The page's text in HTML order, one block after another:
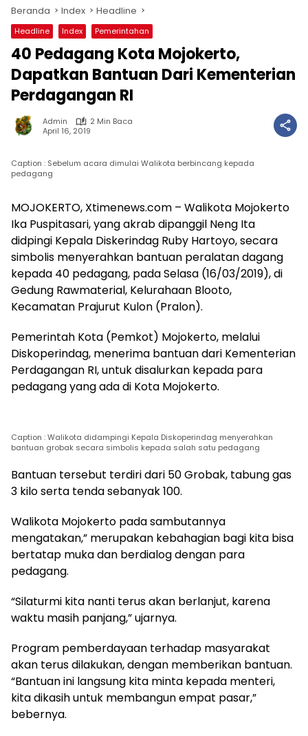
Beranda Index Headline
Headline Index Pemerintahan
40 Pedagang Kota Mojokerto,
Dapatkan Bantuan Dari Kementerian
Perdagangan RI
Admin
2 Min Baca
April 16, 2019
Caption : Sebelum acara dimulai Walikota berbincang kepada
pedagang
MOJOKERTO, Xtimenews.com – Walikota Mojokerto
Ika Puspitasari, yang akrab dipanggil Neng Ita
didpingi Kepala Diskerindag Ruby Hartoyo, secara
simbolis menyerahkan bantuan peralatan dagang
kepada 40 pedagang, pada Selasa (16/03/2019), di
Gedung Rawmaterial, Kelurahaan Blooto,
Kecamatan Prajurut Kulon (Pralon).
Pemerintah Kota (Pemkot) Mojokerto, melalui
Diskoperindag, menerima bantuan dari Kementerian
Perdagangan RI, untuk disalurkan kepada para
pedagang yang ada di Kota Mojokerto.
Caption : Walikota didampingi Kepala Diskoperindag menyerahkan
bantuan grobak secara simbolis kepada salah satu pedagang
Bantuan tersebut terdiri dari 50 Grobak, tabung gas
3 kilo serta tenda sebanyak 100.
Walikota Mojokerto pada sambutannya
mengatakan,” merupakan kebahagian bagi kita bisa
bertatap muka dan berdialog dengan para
pedagang.
“Silaturmi kita nanti terus akan berlanjut, karena
waktu masih panjang,” ujarnya.
Program pemberdayaan terhadap masyarakat
akan terus dilakukan, dengan memberikan bantuan.
“Bantuan ini langsung kita minta kepada menteri,
kita dikasih untuk membangun empat pasar,”
bebernya.